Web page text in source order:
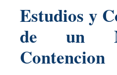
Estudios y
de un
Contencion